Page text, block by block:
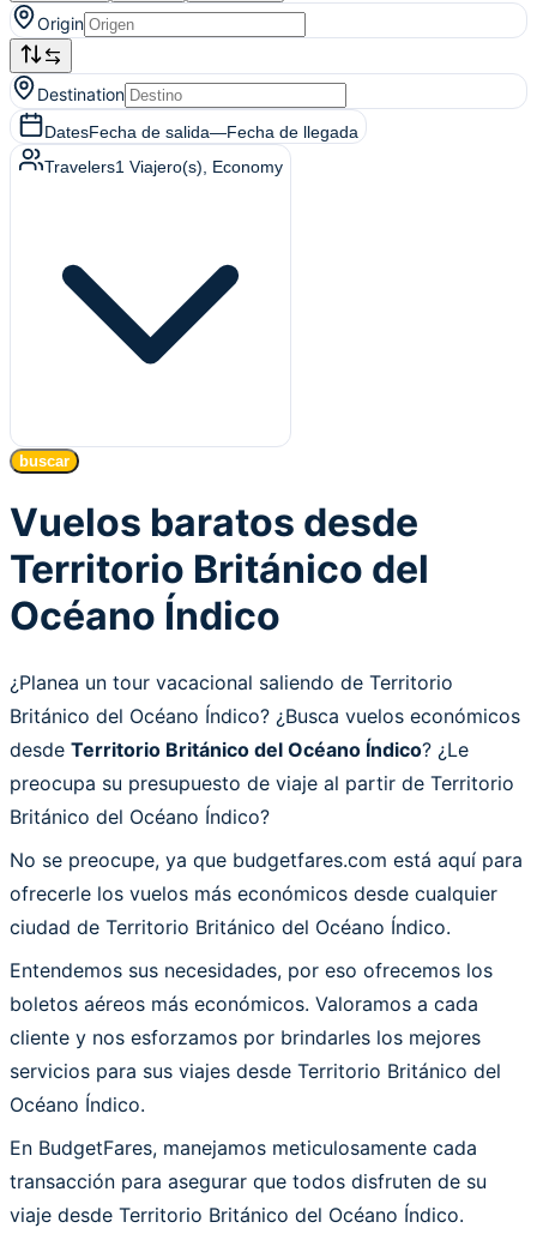
Origin
Destination
DatesFecha de salida—Fecha de llegada
Travelers1 Viajero(s) , Economy
buscar
Vuelos baratos desde
Territorio Británico del
Océano Índico
¿Planea un tour vacacional saliendo de Territorio
Británico del Océano Índico? ¿Busca vuelos económicos
desde Territorio Británico del Océano Índico? ¿Le
preocupa su presupuesto de viaje al partir de Territorio
Británico del Océano Índico?
No se preocupe, ya que budgetfares.com está aquí para
ofrecerle los vuelos más económicos desde cualquier
ciudad de Territorio Británico del Océano Índico.
Entendemos sus necesidades, por eso ofrecemos los
boletos aéreos más económicos. Valoramos a cada
cliente y nos esforzamos por brindarles los mejores
servicios para sus viajes desde Territorio Británico del
Océano Índico.
En BudgetFares, manejamos meticulosamente cada
transacción para asegurar que todos disfruten de su
viaje desde Territorio Británico del Océano Índico.